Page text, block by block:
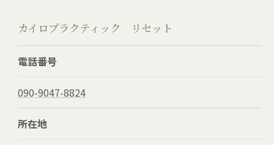
カイロプラクティック リセット
電話番号
090-9047-8824
所在地